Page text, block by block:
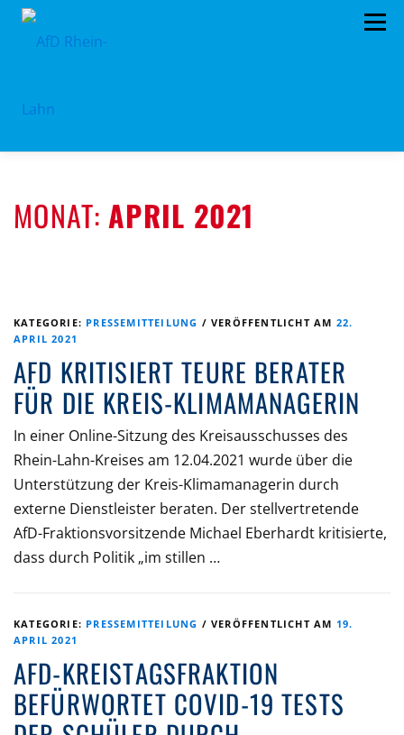
Zum
Menü
KONTAKT MITGLIED WERDEN
MONAT: APRIL 2021
KATEGORIE: PRESSEMITTEILUNG /VERÖFFENTLICHT AM 22.
APRIL 2021
AFD KRITISIERT TEURE BERATER
FÜR DIE KREIS-KLIMAMANAGERIN
In einer Online-Sitzung des Kreisausschusses des
Rhein-Lahn-Kreises am 12.04.2021 wurde über die
Unterstützung der Kreis-Klimamanagerin durch
externe Dienstleister beraten. Der stellvertretende
AfD-Fraktionsvorsitzende Michael Eberhardt kritisierte,
dass durch Politik „im stillen …
KATEGORIE: PRESSEMITTEILUNG /VERÖFFENTLICHT AM 19.
APRIL 2021
AFD-KREISTAGSFRAKTION
BEFÜRWORTET COVID-19 TESTS